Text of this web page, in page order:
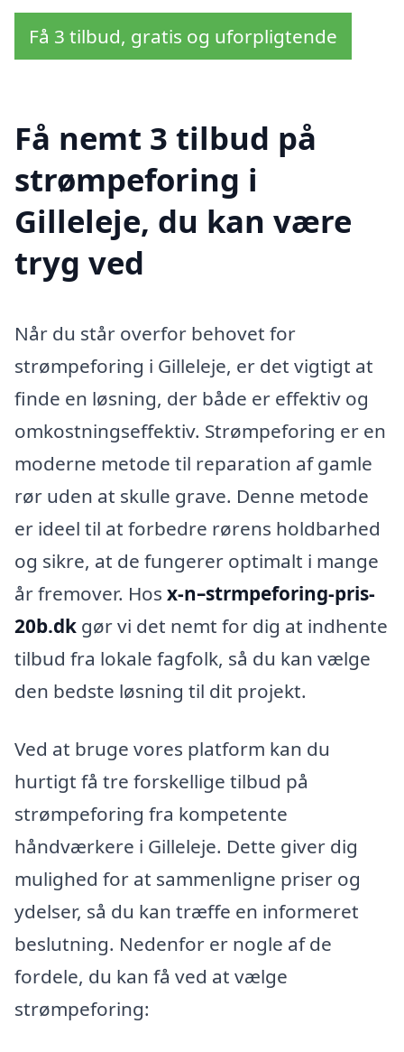
Få 3 tilbud, gratis og uforpligtende
Få nemt 3 tilbud på
strømpeforing i
Gilleleje, du kan være
tryg ved
Når du står overfor behovet for
strømpeforing i Gilleleje, er det vigtigt at
finde en løsning, der både er effektiv og
omkostningseffektiv. Strømpeforing er en
moderne metode til reparation af gamle
rør uden at skulle grave. Denne metode
er ideel til at forbedre rørens holdbarhed
og sikre, at de fungerer optimalt i mange
år fremover. Hos x-n–strmpeforing-pris-
20b.dk gør vi det nemt for dig at indhente
tilbud fra lokale fagfolk, så du kan vælge
den bedste løsning til dit projekt.
Ved at bruge vores platform kan du
hurtigt få tre forskellige tilbud på
strømpeforing fra kompetente
håndværkere i Gilleleje. Dette giver dig
mulighed for at sammenligne priser og
ydelser, så du kan træffe en informeret
beslutning. Nedenfor er nogle af de
fordele, du kan få ved at vælge
strømpeforing: